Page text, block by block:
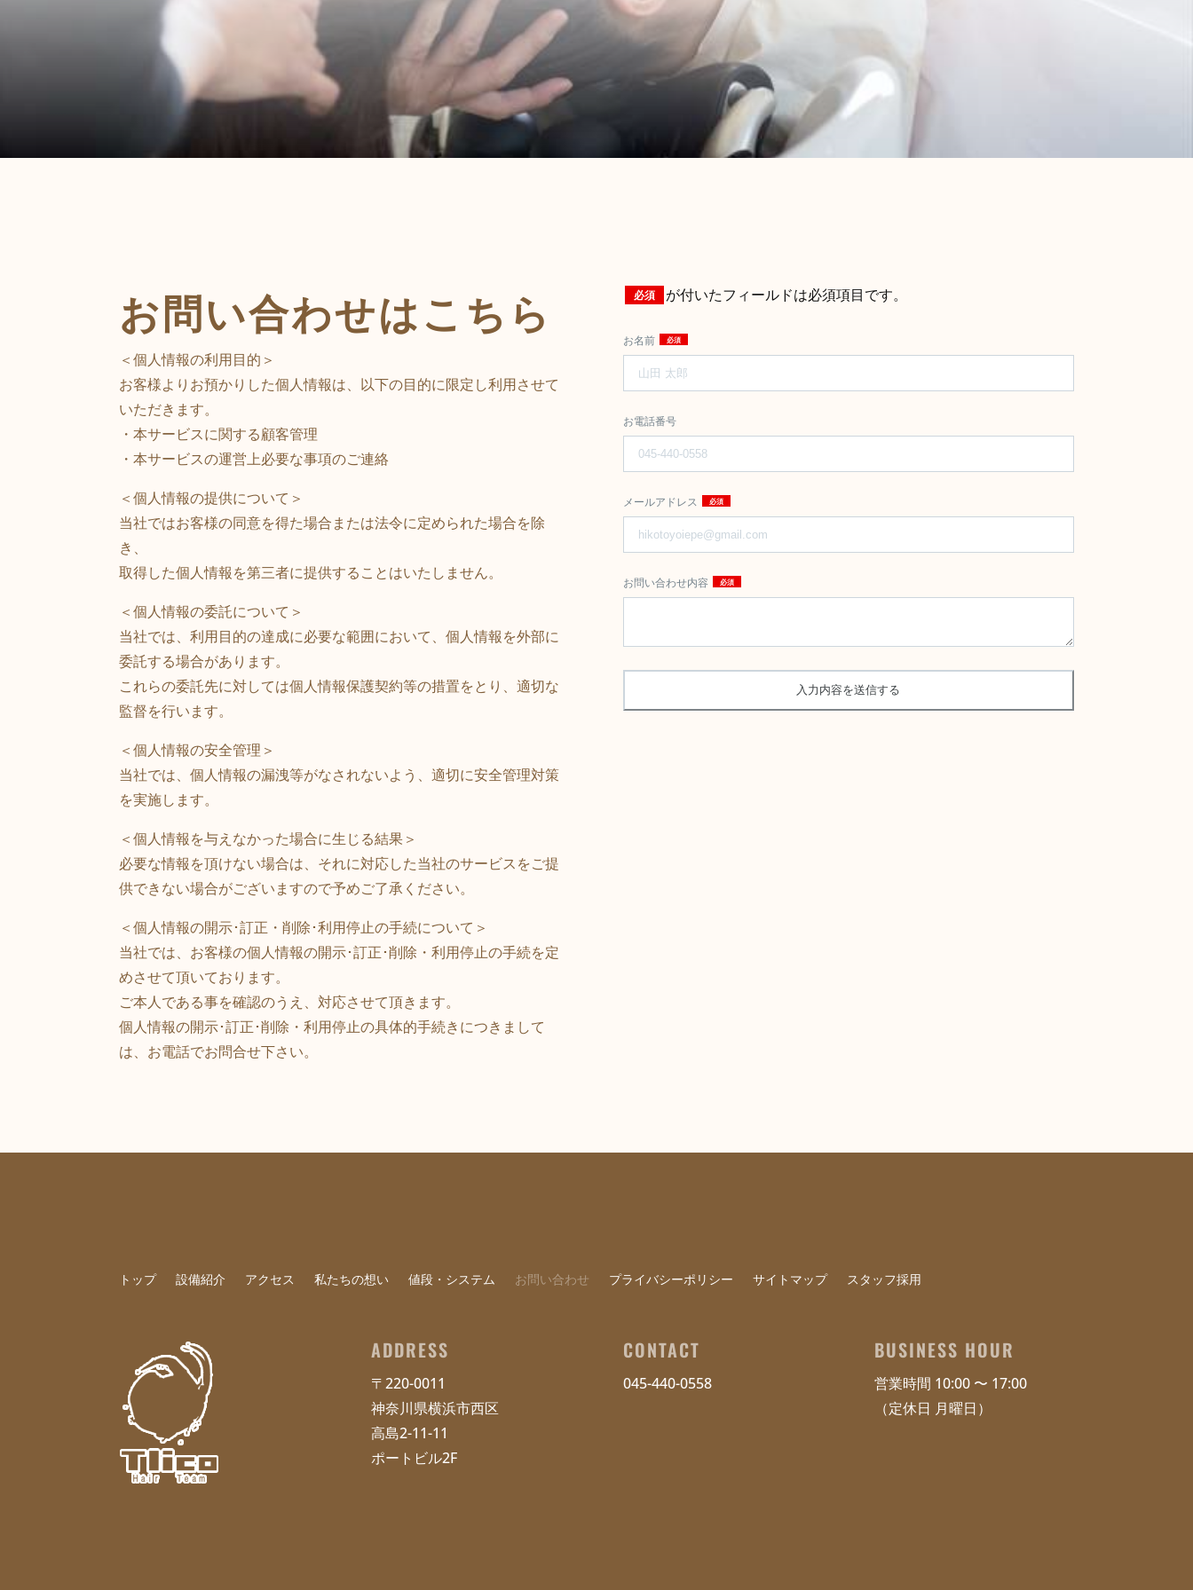
お問い合わせはこちら
＜個人情報の利用目的＞
お客様よりお預かりした個人情報は、以下の目的に限定し利用させて
いただきます。
・本サービスに関する顧客管理
・本サービスの運営上必要な事項のご連絡
＜個人情報の提供について＞
当社ではお客様の同意を得た場合または法令に定められた場合を除
き、
取得した個人情報を第三者に提供することはいたしません。
＜個人情報の委託について＞
当社では、利用目的の達成に必要な範囲において、個人情報を外部に
委託する場合があります。
これらの委託先に対しては個人情報保護契約等の措置をとり、適切な
監督を行います。
＜個人情報の安全管理＞
当社では、個人情報の漏洩等がなされないよう、適切に安全管理対策
を実施します。
＜個人情報を与えなかった場合に生じる結果＞
必要な情報を頂けない場合は、それに対応した当社のサービスをご提
供できない場合がございますので予めご了承ください。
＜個人情報の開示･訂正・削除･利用停止の手続について＞
当社では、お客様の個人情報の開示･訂正･削除・利用停止の手続を定
めさせて頂いております。
ご本人である事を確認のうえ、対応させて頂きます。
個人情報の開示･訂正･削除・利用停止の具体的手続きにつきまして
は、お電話でお問合せ下さい。
が付いたフィールドは必須項目です。
お名前
お電話番号
メールアドレス
お問い合わせ内容
トップ 設備紹介 アクセス 私たちの想い 値段・システム お問い合わせ プライバシーポリシー サイトマップ スタッフ採用
ADDRESS
〒220-0011
神奈川県横浜市西区
高島2-11-11
ポートビル2F
CONTACT
045-440-0558
BUSINESS HOUR
営業時間 10:00 〜 17:00
（定休日 月曜日）